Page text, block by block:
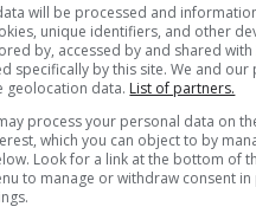
will be processed and
unique identifiers, and other
by, accessed by and shared with
specifically by this site. We and our
geolocation data. List of partners.
process your personal data on
which you can object to by
Look for a link at the bottom of
to manage or withdraw consent in